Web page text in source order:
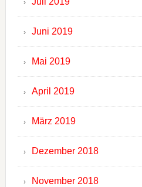
Juni 2019
Mai 2019
April 2019
März 2019
Dezember 2018
November 2018